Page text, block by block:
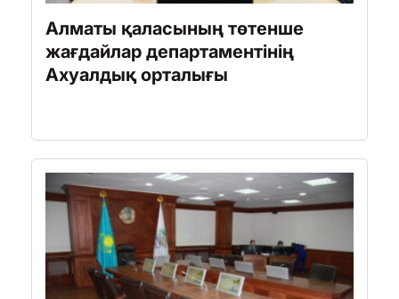
Алматы қаласының төтенше
жағдайлар департаментінің
Ахуалдық орталығы